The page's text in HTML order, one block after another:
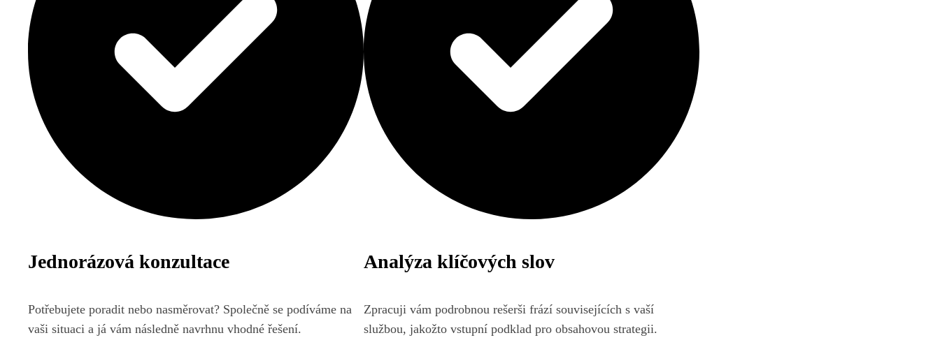
Jednorázová konzultace
Potřebujete poradit nebo nasměrovat? Společně se podíváme na
vaši situaci a já vám následně navrhnu vhodné řešení.
Analýza klíčových slov
Zpracuji vám podrobnou rešerši frází souvisejících s vaší
službou, jakožto vstupní podklad pro obsahovou strategii.